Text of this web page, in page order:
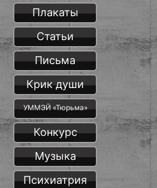
Плакаты
Статьи
Письма
Крик души
УММЭЙ «Тюрьма»
Конкурс
Музыка
Психиатрия